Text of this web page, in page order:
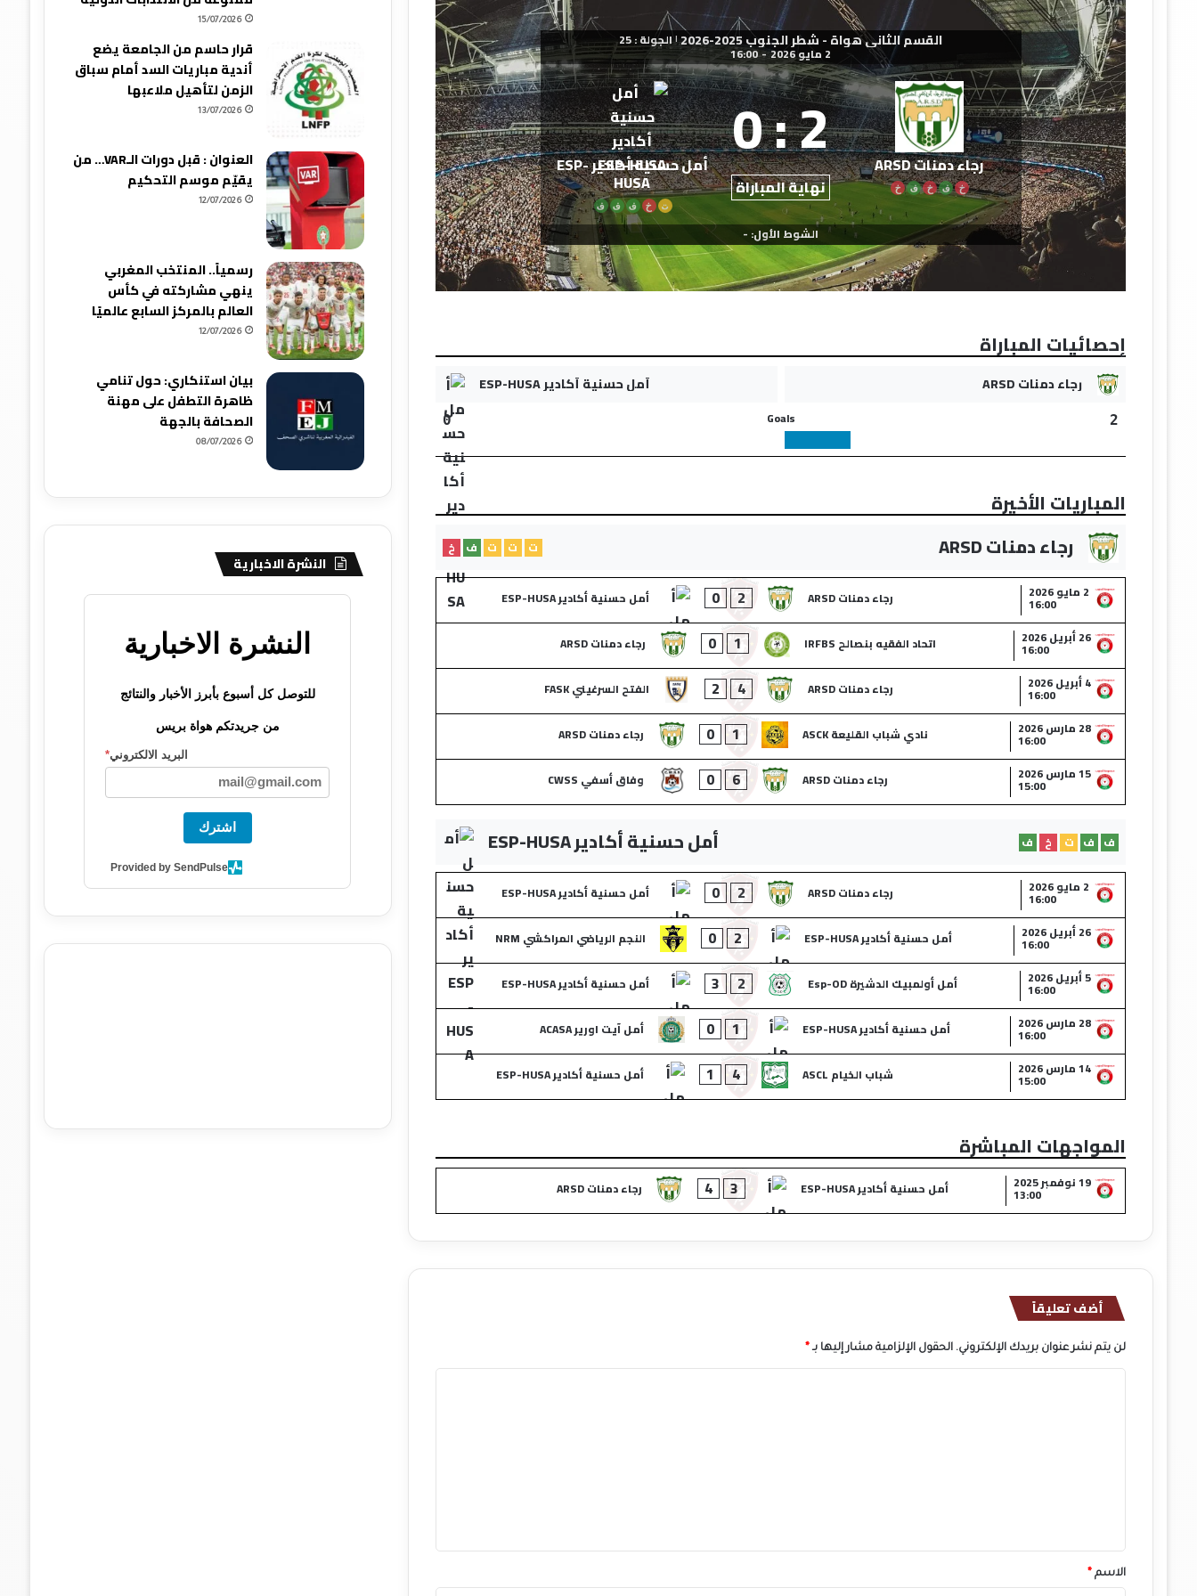
القسم الثاني هواة - شطر الجنوب 2025-2026 | الجولة : 25
2 مايو 2026 -
16:00
رجاء دمنات ARSD
خ ف خ ف خ
2
:
0
نهاية المباراة
أمل حسنية أكادير ESP-
HUSA
ت خ ف ف ف
الشوط الأول: -
إحصائيات المباراة
رجاء دمنات ARSD أمل حسنية أكادير ESP-HUSA
2
Goals
0
المباريات الأخيرة
رجاء دمنات ARSD
ت ت ت ف خ
2 مايو 2026
16:00 رجاء دمنات ARSD 2
0
أمل حسنية أكادير ESP-HUSA
26 أبريل 2026
16:00 اتحاد الفقيه بنصالح IRFBS 1
0
رجاء دمنات ARSD
4 أبريل 2026
16:00 رجاء دمنات ARSD 4
2
الفتح السرغيني FASK
28 مارس 2026
16:00 نادي شباب القليعة ASCK 1
0
رجاء دمنات ARSD
15 مارس 2026
15:00 رجاء دمنات ARSD 6
0 وفاق أسفي CWSS
أمل حسنية أكادير ESP-HUSA ف ف ت خ ف
2 مايو 2026
16:00 رجاء دمنات ARSD 2
0
أمل حسنية أكادير ESP-HUSA
26 أبريل 2026
16:00 أمل حسنية أكادير ESP-HUSA 2
0
النجم الرياضي المراكشي NRM
5 أبريل 2026
16:00 أمل أولمبيك الدشيرة Esp-OD 2
3
أمل حسنية أكادير ESP-HUSA
28 مارس 2026
16:00 أمل حسنية أكادير ESP-HUSA 1
0
أمل آيت اورير ACASA
14 مارس 2026
15:00 شباب الخيام ASCL 4
1 أمل حسنية أكادير ESP-HUSA
المواجهات المباشرة
19 نوفمبر 2025
13:00 أمل حسنية أكادير ESP-HUSA 3
4 رجاء دمنات ARSD
أضف تعليقاً
لن يتم نشر عنوان بريدك الإلكتروني. الحقول الإلزامية مشار إليها بـ *
*
الاسم *
15/07/2026
قرار حاسم من الجامعة يضع
أندية مباريات السد أمام سباق
الزمن لتأهيل ملاعبها
13/07/2026
العنوان : قبل دورات الـVAR… من
يقيّم موسم التحكيم
12/07/2026
رسمياً.. المنتخب المغربي
ينهي مشاركته في كأس
العالم بالمركز السابع عالميًا
12/07/2026
بيان استنكاري: حول تنامي
ظاهرة التطفل على مهنة
الصحافة بالجهة
08/07/2026
النشرة الاخبارية
النشرة الاخبارية
للتوصل كل أسبوع بأبرز الأخبار والنتائج
من جريدتكم هواة بريس
البريد الالكتروني*
اشترك
Provided by SendPulse